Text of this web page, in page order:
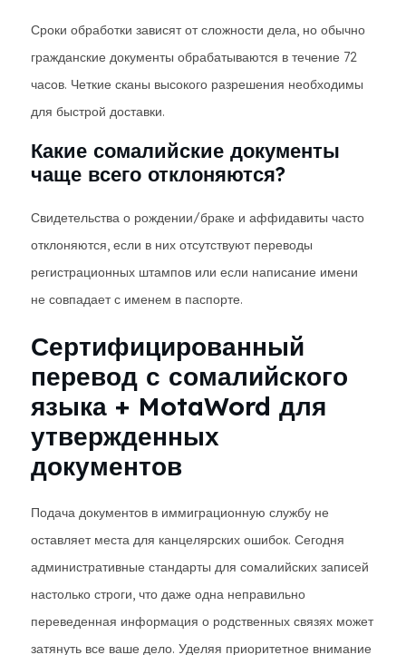
Сроки обработки зависят от сложности дела, но обычно
гражданские документы обрабатываются в течение 72
часов. Четкие сканы высокого разрешения необходимы
для быстрой доставки.
Какие сомалийские документы
чаще всего отклоняются?
Свидетельства о рождении/браке и аффидавиты часто
отклоняются, если в них отсутствуют переводы
регистрационных штампов или если написание имени
не совпадает с именем в паспорте.
Сертифицированный
перевод с сомалийского
языка + MotaWord для
утвержденных
документов
Подача документов в иммиграционную службу не
оставляет места для канцелярских ошибок. Сегодня
административные стандарты для сомалийских записей
настолько строги, что даже одна неправильно
переведенная информация о родственных связях может
затянуть все ваше дело. Уделяя приоритетное внимание